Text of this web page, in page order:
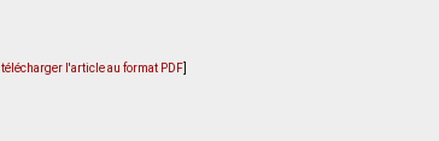
télécharger l'article au format PDF